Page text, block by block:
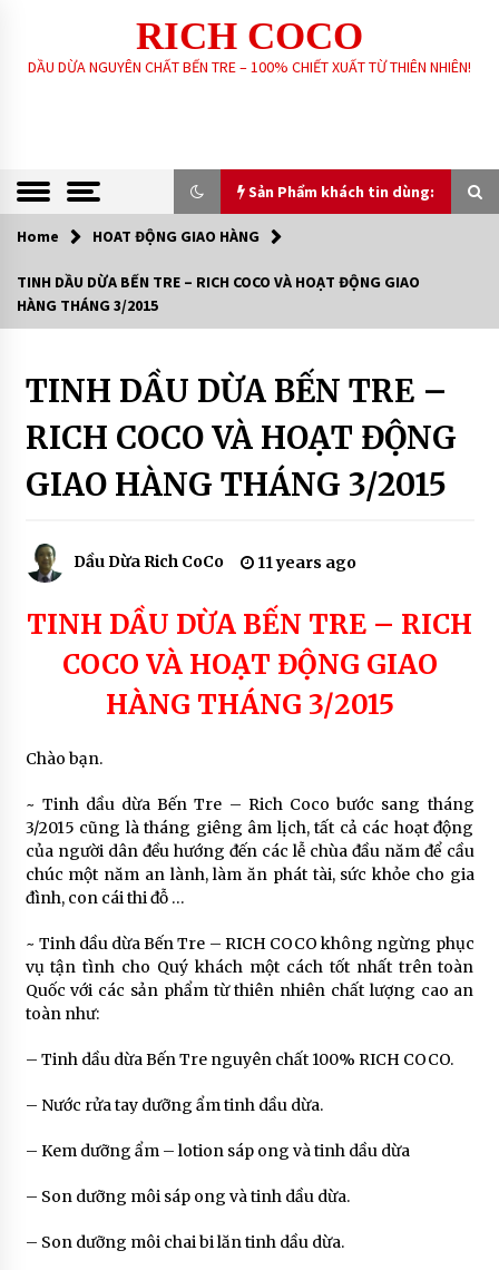
content
RICH COCO
DẦU DỪA NGUYÊN CHẤT BẾN TRE – 100% CHIẾT XUẤT TỪ THIÊN NHIÊN!
Sản Phẩm khách tin dùng:
Sản Phẩm khách tin dùng:
GIA CÔNG SẢN XUẤT SOAP XÀ PHÒNG SINH
6 years ago
DẦU DỪA NGUYÊN CHẤT – RICH COCO
7 years ago
XÀ PHÒNG SINH DƯỢC THIÊN NHIÊN – RICH
RICH SKIN
7 years ago
SẢN PHẨM THIÊN NHIÊN ĐƯỢC TIN DÙNG
7 years ago
Home HOAT ĐỘNG GIAO HÀNG
TINH DẦU DỪA BẾN TRE – RICH COCO VÀ HOẠT ĐỘNG GIAO
HÀNG THÁNG 3/2015
HOAT
ĐỘNG
HÀNG
TINH DẦU DỪA BẾN TRE –
RICH COCO VÀ HOẠT ĐỘNG
GIAO HÀNG THÁNG 3/2015
Dầu Dừa Rich CoCo 11 years ago
TINH DẦU DỪA BẾN TRE – RICH
COCO VÀ HOẠT ĐỘNG GIAO
HÀNG THÁNG 3/2015
Chào bạn.
~ Tinh dầu dừa Bến Tre – Rich Coco bước sang tháng
3/2015 cũng là tháng giêng âm lịch, tất cả các hoạt động
của người dân đều hướng đến các lễ chùa đầu năm để cầu
chúc một năm an lành, làm ăn phát tài, sức khỏe cho gia
đình, con cái thi đỗ …
~ Tinh dầu dừa Bến Tre – RICH COCO không ngừng phục
vụ tận tình cho Quý khách một cách tốt nhất trên toàn
Quốc với các sản phẩm từ thiên nhiên chất lượng cao an
toàn như:
– Tinh dầu dừa Bến Tre nguyên chất 100% RICH COCO.
– Nước rửa tay dưỡng ẩm tinh dầu dừa.
– Kem dưỡng ẩm – lotion sáp ong và tinh dầu dừa
– Son dưỡng môi sáp ong và tinh dầu dừa.
– Son dưỡng môi chai bi lăn tinh dầu dừa.